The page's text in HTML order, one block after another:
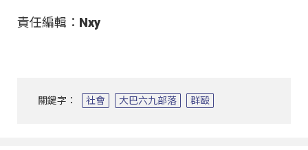
責任編輯：Nxy
關鍵字： 社會 大巴六九部落 群毆